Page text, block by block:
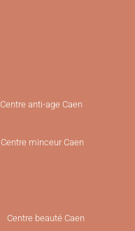
Centre anti-age Caen
Centre minceur Caen
Centre beauté Caen